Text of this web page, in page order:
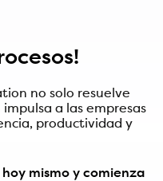
no solo resuelve
a las empresas
productividad y
mismo y comienza